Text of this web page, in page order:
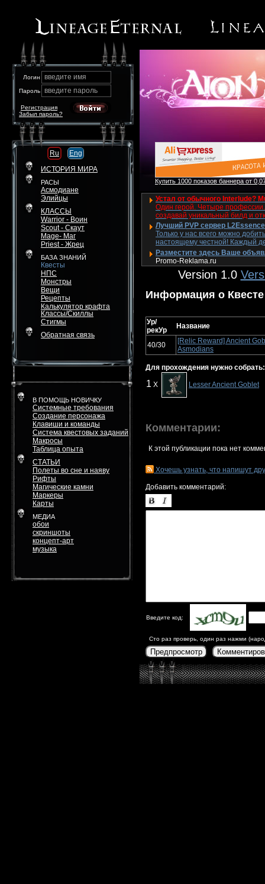
Логин введите имя
Пароль введите пароль
Забыл пароль?
Регистрация
Ru
Eng
ИСТОРИЯ МИРА
РАСЫ
Асмодиане
Элийцы
КЛАССЫ
Warrior - Воин
Scout - Скаут
Mage- Маг
Priest - Жрец
БАЗА ЗНАНИЙ
Квесты
НПС
Монстры
Вещи
Рецепты
Калькулятор крафта
Классы/Скиллы
Стигмы
Обратная связь
В ПОМОЩЬ НОВИЧКУ
Системные требования
Создание персонажа
Клавиши и команды
Система квестовых заданий
Макросы
Таблица опыта
СТАТЬИ
Полеты во сне и наяву
Рифты
Магические камни
Маркеры
Карты
МЕДИА
обои
скриншоты
концепт-арт
музыка
Купить 1000 показов баннера от
Устал от обычного Interlude?
Один герой. Четыре
создавай уникальный билд и
Лучший PVP сервер
Только у нас всего можно
настоящему честной! Каждый
Разместите здесь Ваше
Promo-Reklama.ru
Version 1.0
Информация о Квесте
Ур/
рекУр
Название
40/30
[Relic Reward] Ancient
Asmodians
Для прохождения нужно собрать:
1 X Lesser Ancient Goblet
Комментарии:
К этой публикации пока нет
Хочешь узнать, что напишут
Добавить комментарий:
Введите код:
Сто раз проверь, один раз нажми
Предпросмотр